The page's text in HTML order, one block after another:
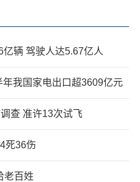
辆 驾驶人达5.67亿人
年我国家电出口超3609亿元
查 准许13次试飞
死36伤
老百姓